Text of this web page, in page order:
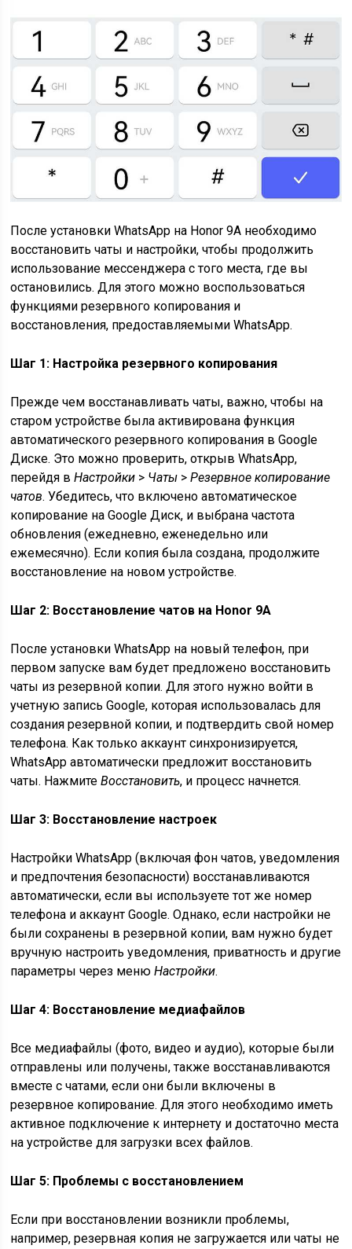
После установки WhatsApp на Honor 9A необходимо
восстановить чаты и настройки, чтобы продолжить
использование мессенджера с того места, где вы
остановились. Для этого можно воспользоваться
функциями резервного копирования и
восстановления, предоставляемыми WhatsApp.
Шаг 1: Настройка резервного копирования
Прежде чем восстанавливать чаты, важно, чтобы на
старом устройстве была активирована функция
автоматического резервного копирования в Google
Диске. Это можно проверить, открыв WhatsApp,
перейдя вНастройки > Чаты >Резервное копирование
чатов. Убедитесь, что включено автоматическое
копирование на Google Диск, и выбрана частота
обновления (ежедневно, еженедельно или
ежемесячно). Если копия была создана, продолжите
восстановление на новом устройстве.
Шаг 2: Восстановление чатов на Honor 9A
После установки WhatsApp на новый телефон, при
первом запуске вам будет предложено восстановить
чаты из резервной копии. Для этого нужно войти в
учетную запись Google, которая использовалась для
создания резервной копии, и подтвердить свой номер
телефона. Как только аккаунт синхронизируется,
WhatsApp автоматически предложит восстановить
чаты. НажмитеВосстановить, и процесс начнется.
Шаг 3: Восстановление настроек
Настройки WhatsApp (включая фон чатов, уведомления
и предпочтения безопасности) восстанавливаются
автоматически, если вы используете тот же номер
телефона и аккаунт Google. Однако, если настройки не
были сохранены в резервной копии, вам нужно будет
вручную настроить уведомления, приватность и другие
параметры через менюНастройки.
Шаг 4: Восстановление медиафайлов
Все медиафайлы (фото, видео и аудио), которые были
отправлены или получены, также восстанавливаются
вместе с чатами, если они были включены в
резервное копирование. Для этого необходимо иметь
активное подключение к интернету и достаточно места
на устройстве для загрузки всех файлов.
Шаг 5: Проблемы с восстановлением
Если при восстановлении возникли проблемы,
например, резервная копия не загружается или чаты не